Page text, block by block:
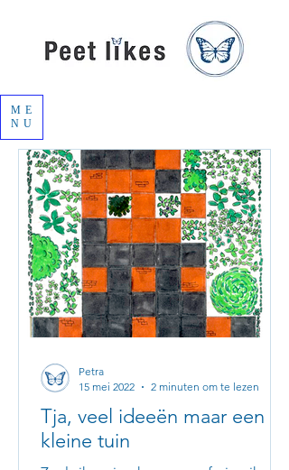
ME
NU
Tja, veel ideeën maar een
kleine tuin
Petra
15 mei 2022
2 minuten om te lezen